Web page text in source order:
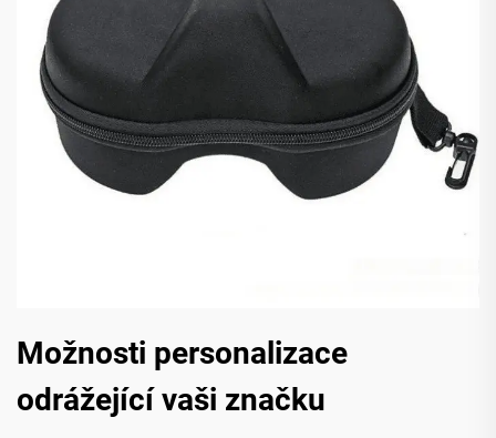
Možnosti personalizace
odrážející vaši značku